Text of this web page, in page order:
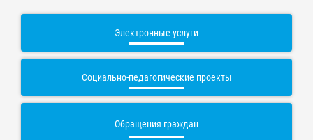
Электронные услуги
Социально-педагогические проекты
Обращения граждан